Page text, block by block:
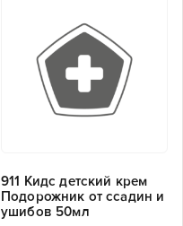
911 Кидс детский крем
Подорожник от ссадин и
ушибов 50мл